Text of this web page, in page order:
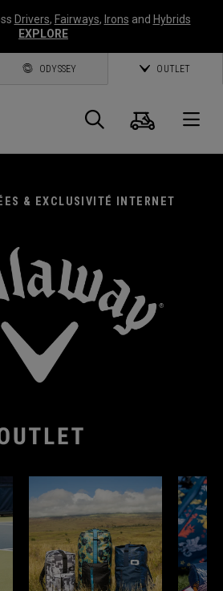
Drivers, Fairways, Irons and Hybrids
EXPLORE
ODYSSEY OUTLET
Panier
& EXCLUSIVITÉ INTERNET